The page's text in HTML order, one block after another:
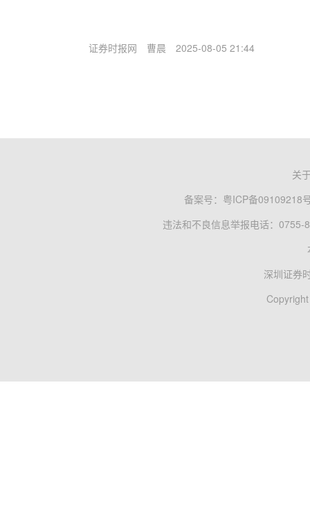
证券时报网 曹晨 2025-08-05 21:44
关
备案号： 粤ICP备09109218
违法和不良信息举报电话：0755-
深圳证券